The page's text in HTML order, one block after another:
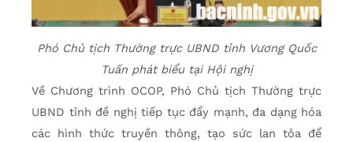
Phó Chủ tịch Thường trực UBND tỉnh Vương Quốc
Tuấn phát biểu tại Hội nghị
Về Chương trình OCOP, Phó Chủ tịch Thường trực
UBND tỉnh đề nghị tiếp tục đẩy mạnh, đa dạng hóa
các hình thức truyền thông, tạo sức lan tỏa để